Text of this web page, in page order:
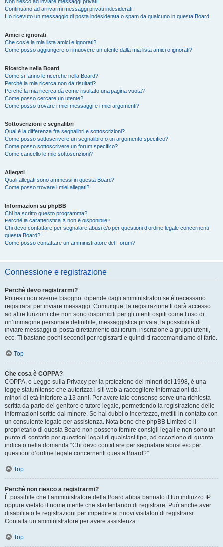
Non riesco ad inviare messaggi privati!
Continuano ad arrivarmi messaggi privati indesiderati!
Ho ricevuto un messaggio di posta indesiderata o spam da qualcuno in questa Board!
Amici e ignorati
Che cos’è la mia lista amici e ignorati?
Come posso aggiungere o rimuovere un utente dalla mia lista amici o ignorati?
Ricerche nella Board
Come si fanno le ricerche nella Board?
Perché la mia ricerca non dà risultati?
Perché la mia ricerca dà come risultato una pagina vuota?
Come posso cercare un utente?
Come posso trovare i miei messaggi e i miei argomenti?
Sottoscrizioni e segnalibri
Qual è la differenza fra segnalibri e sottoscrizioni?
Come posso sottoscrivere un segnalibro o un argomento specifico?
Come posso sottoscrivere un forum specifico?
Come cancello le mie sottoscrizioni?
Allegati
Quali allegati sono ammessi in questa Board?
Come posso trovare i miei allegati?
Informazioni su phpBB
Chi ha scritto questo programma?
Perché la caratteristica X non è disponibile?
Chi devo contattare per segnalare abusi e/o per questioni d’ordine legale concernenti
questa Board?
Come posso contattare un amministratore del Forum?
Connessione e registrazione
Perché devo registrarmi?
Potresti non averne bisogno: dipende dagli amministratori se è necessario
registrarsi per inviare messaggi. Comunque, la registrazione ti darà accesso
ad altre funzioni che non sono disponibili per gli utenti ospiti come l’uso di
un’immagine personale definibile, messaggistica privata, la possibilità di
inviare messaggi di posta direttamente dal forum, l’iscrizione a gruppi utenti,
ecc. Ti bastano pochi secondi per registrarti e quindi ti raccomandiamo di farlo.
Top
Che cosa è COPPA?
COPPA, o Legge sulla Privacy per la protezione dei minori del 1998, è una
legge statunitense che autorizza i siti web a raccogliere informazioni da i
minori di età inferiore a 13 anni. Per avere tale consenso serve una richiesta
scritta da parte del genitore o tutore legale, permettendo la registrazione delle
informazioni scritte dal minore. Se hai dubbi o incertezze, mettiti in contatto con
un consulente legale per assistenza. Nota bene che phpBB Limited e il
proprietario di questa Board non possono fornire consigli legali e non sono un
punto di contatto per questioni legali di qualsiasi tipo, ad eccezione di quanto
indicato nella domanda “Chi devo contattare per segnalare abusi e/o per
questioni d’ordine legale concernenti questa Board?”.
Top
Perché non riesco a registrarmi?
È possibile che l’amministratore della Board abbia bannato il tuo indirizzo IP
oppure vietato il nome utente che stai tentando di registrare. Può anche aver
disabilitato le registrazioni per impedire ai nuovi visitatori di registrarsi.
Contatta un amministratore per avere assistenza.
Top